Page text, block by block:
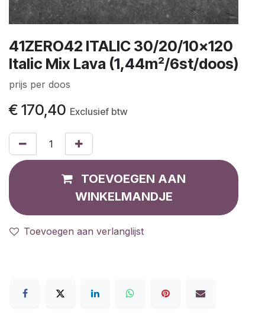
41ZERO42 ITALIC 30/20/10x120
Italic Mix Lava (1,44m²/6st/doos)
prijs per doos
€ 170,40 Exclusief btw
TOEVOEGEN AAN
WINKELMANDJE
Toevoegen aan verlanglijst